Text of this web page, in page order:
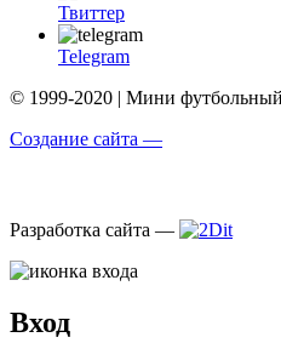
Твиттер
Telegram
© 1999-2020 | Мини футбольный
Создание сайта —
Разработка сайта —
Вход